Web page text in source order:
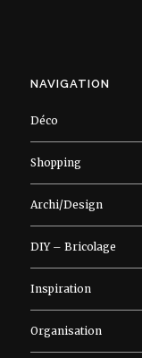
NAVIGATION
Déco
Shopping
Archi/Design
DIY – Bricolage
Inspiration
Organisation